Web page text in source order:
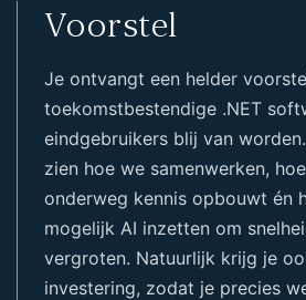
Voorstel
Je ontvangt een helder
toekomstbestendige .NET
eindgebruikers blij van
zien hoe we samenwerken,
onderweg kennis opbouwt én
mogelijk AI inzetten om
vergroten. Natuurlijk krijg je
investering, zodat je precies